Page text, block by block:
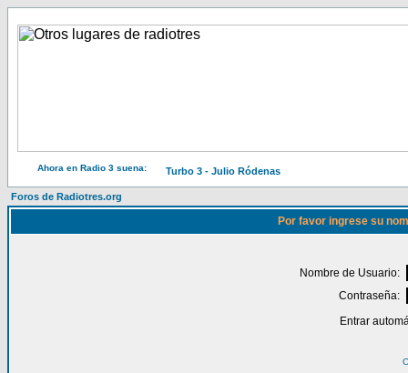
Ahora en Radio 3 suena: Turbo 3 - Julio Ródenas
Foros de Radiotres.org
Por favor ingrese su
Nombre de Usuario:
Contraseña:
Entrar